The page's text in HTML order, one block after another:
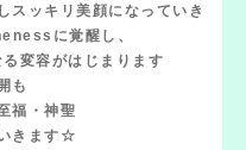
スッキリ美顔になっていき
に覚醒し、
変容がはじまります
も
福・神聖
きます☆